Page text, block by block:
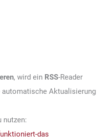
, wird ein RSS-Reader
Aktualisierung
nutzen:
das